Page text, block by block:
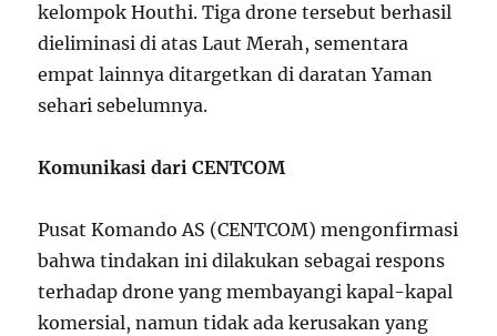
kelompok Houthi. Tiga drone tersebut berhasil
dieliminasi di atas Laut Merah, sementara
empat lainnya ditargetkan di daratan Yaman
sehari sebelumnya.
Komunikasi dari CENTCOM
Pusat Komando AS (CENTCOM) mengonfirmasi
bahwa tindakan ini dilakukan sebagai respons
terhadap drone yang membayangi kapal-kapal
komersial, namun tidak ada kerusakan yang